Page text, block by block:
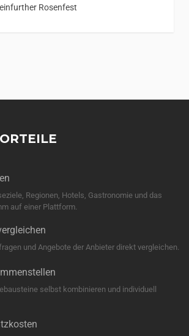
Rosenfest
Regionen, Hotels, Gastronomie und das
auf einer Plattform.
und Angebote der Anbieter direkt vergleichen.
selbst kombinieren und individuell